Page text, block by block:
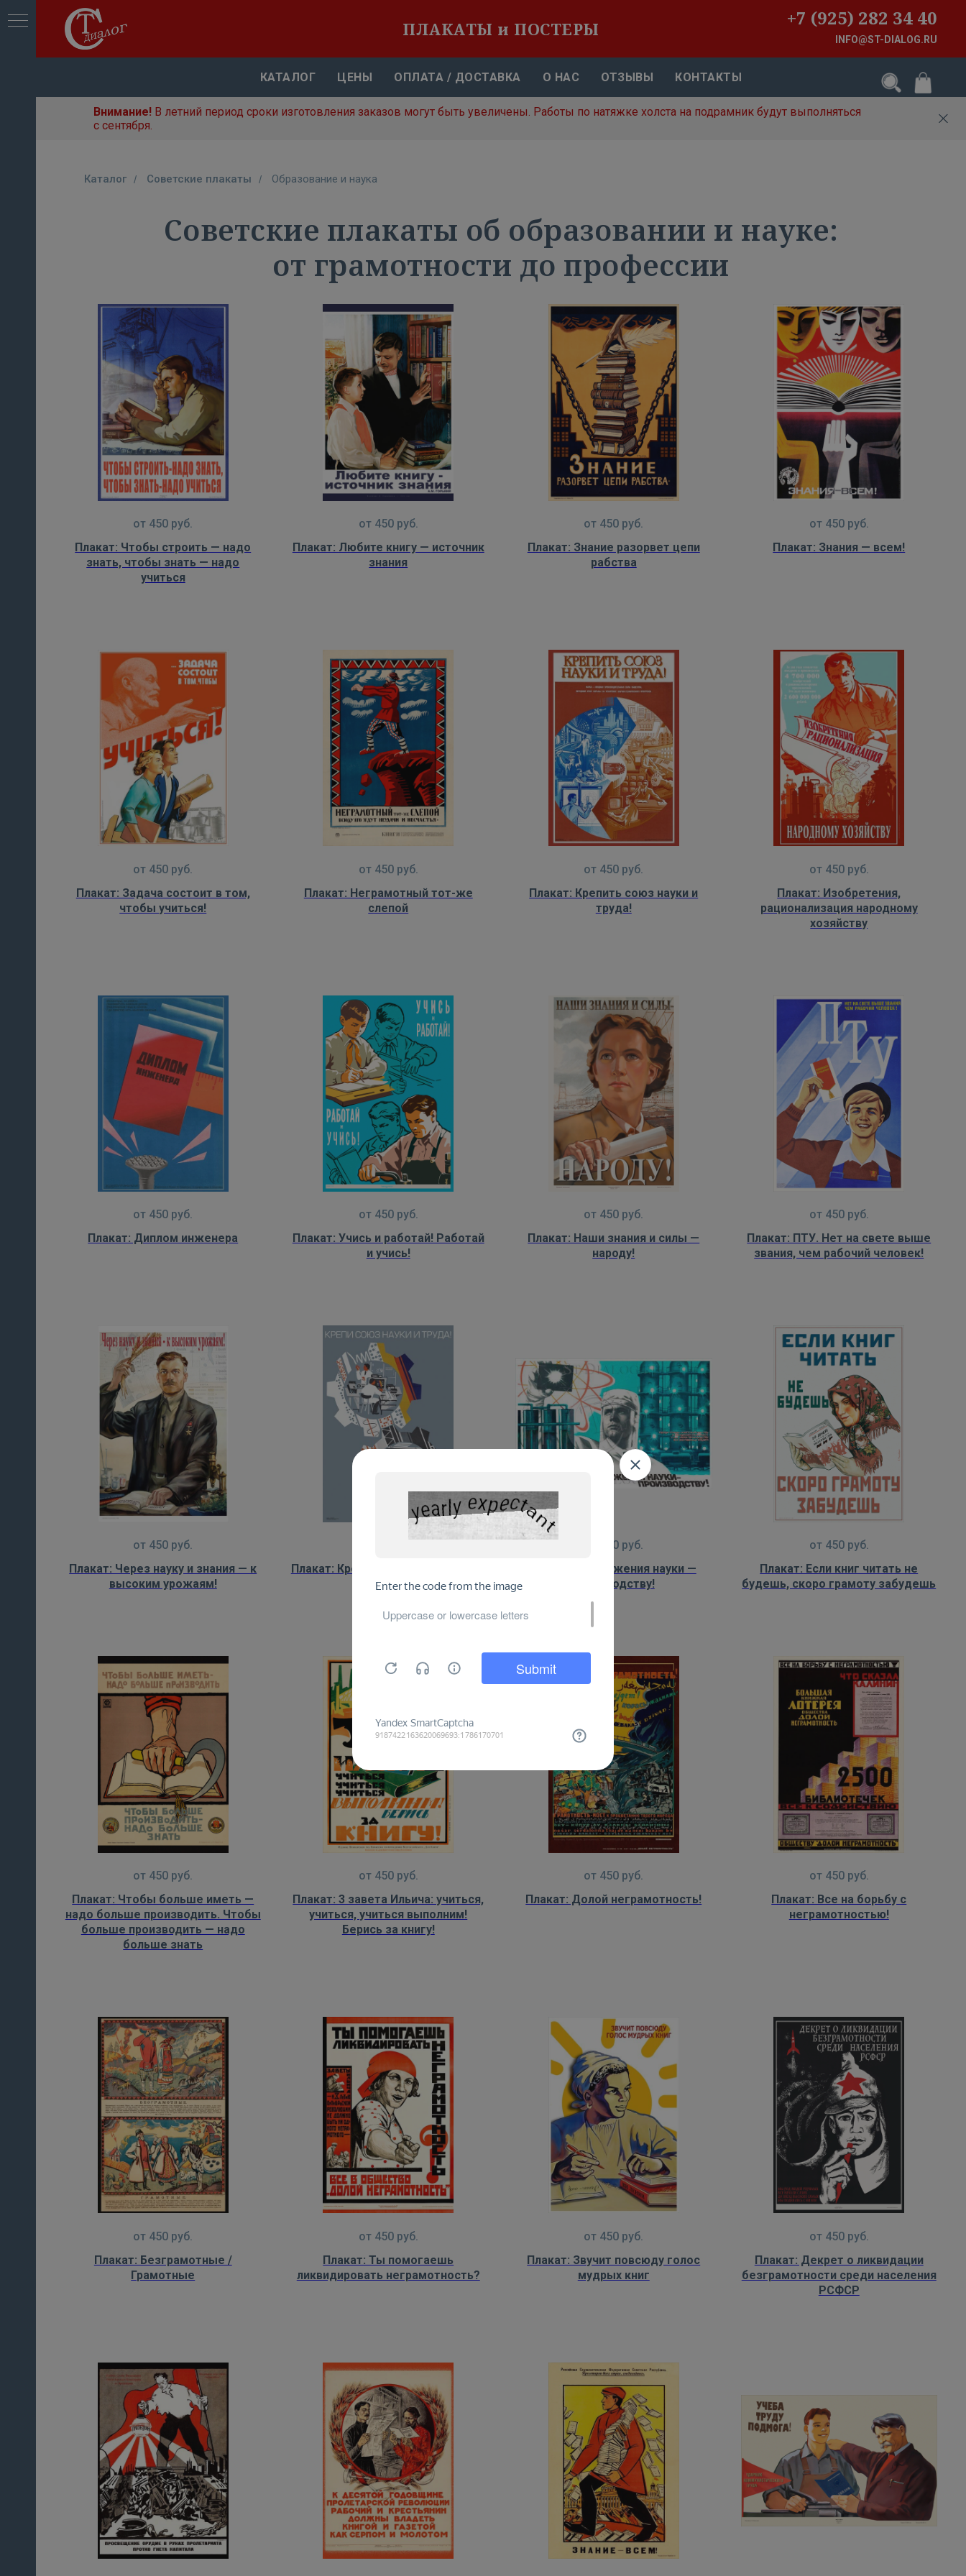
ПЛАКАТЫ и ПОСТЕРЫ +7 (925) 282 34 40
INFO@ST-DIALOG.RU
КАТАЛОГ ЦЕНЫ ОПЛАТА / ДОСТАВКА О НАС ОТЗЫВЫ КОНТАКТЫ
Внимание! В летний период сроки изготовления заказов могут быть увеличены. Работы по натяжке холста на подрамник будут выполняться
с сентября.
Каталог / Советские плакаты / Образование и наука
Советские плакаты об образовании и науке:
от грамотности до профессии
от 450 руб.
Плакат: Чтобы строить — надо
знать, чтобы знать — надо
учиться
от 450 руб.
Плакат: Любите книгу — источник
знания
от 450 руб.
Плакат: Знание разорвет цепи
рабства
от 450 руб.
Плакат: Знания — всем!
от 450 руб.
Плакат: Задача состоит в том,
чтобы учиться!
от 450 руб.
Плакат: Неграмотный тот-же
слепой
от 450 руб.
Плакат: Крепить союз науки и
труда!
от 450 руб.
Плакат: Изобретения,
рационализация народному
хозяйству
от 450 руб.
Плакат: Диплом инженера
от 450 руб.
Плакат: Учись и работай! Работай
и учись!
от 450 руб.
Плакат: Наши знания и силы —
народу!
от 450 руб.
Плакат: ПТУ. Нет на свете выше
звания, чем рабочий человек!
от 450 руб.
Плакат: Через науку и знания — к
высоким урожаям!
Плакат: Крепи союз науки и труда!
450 руб.
Плакат: Достижения науки —
производству!
от 450 руб.
Плакат: Если книг читать не
будешь, скоро грамоту забудешь
от 450 руб.
Плакат: Чтобы больше иметь —
надо больше производить. Чтобы
больше производить — надо
больше знать
от 450 руб.
Плакат: 3 завета Ильича: учиться,
учиться, учиться выполним!
Берись за книгу!
от 450 руб.
Плакат: Долой неграмотность!
от 450 руб.
Плакат: Все на борьбу с
неграмотностью!
от 450 руб.
Плакат: Безграмотные /
Грамотные
от 450 руб.
Плакат: Ты помогаешь
ликвидировать неграмотность?
от 450 руб.
Плакат: Звучит повсюду голос
мудрых книг
от 450 руб.
Плакат: Декрет о ликвидации
безграмотности среди населения
РСФСР